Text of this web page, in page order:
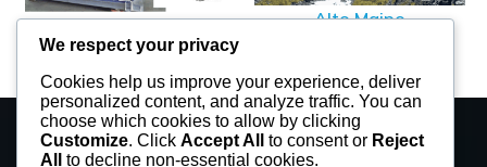
Alto Maipo
We respect your privacy
Cookies help us improve your experience, deliver
personalized content, and analyze traffic. You can
choose which cookies to allow by clicking
Customize. Click Accept All to consent or Reject
All
to decline non-essential cookies.